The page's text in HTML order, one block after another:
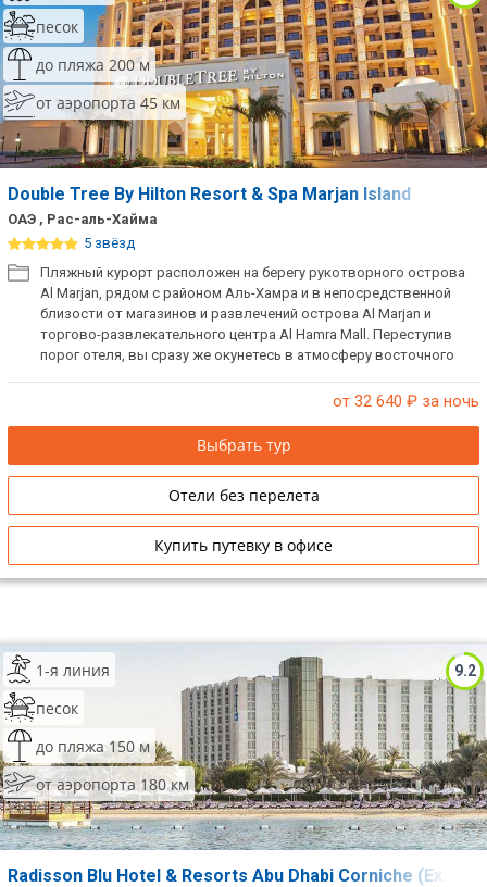
песок
до пляжа 200 м
от аэропорта 45 км
Double Tree By Hilton Resort & Spa Marjan Island
ОАЭ , Рас-аль-Хайма
5 звёзд
Пляжный курорт расположен на берегу рукотворного острова
Al Marjan, рядом с районом Аль-Хамра и в непосредственной
близости от магазинов и развлечений острова Al Marjan и
торгово-развлекательного центра Al Hamra Mall. Переступив
порог отеля, вы сразу же окунетесь в атмосферу восточного
теплым шоколадным печеньем. Здесь есть все для
балконом либо террасой с прямым выходом на пляж,
разнообразное питание, большой выбор спортивных
развлечений, частный белопесчаный пляж, роскошный SPA-
комплекс, 5 бассейнов с режимом температурного контроля,
полностью оборудованный фитнесс-центр. В отеле есть
русскоязычный персонал. При заезде берется депозит.
от 32 640 ₽ за ночь
Выбрать тур
Отели без перелета
Купить путевку в офисе
9.2
1-я линия
песок
до пляжа 150 м
от аэропорта 180 км
Radisson Blu Hotel & Resorts Abu Dhabi Corniche (Ex.